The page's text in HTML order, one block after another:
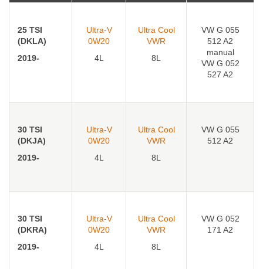
25 TSI
(DKLA)
2019-
Ultra-V
0W20
4L
Ultra Cool
VWR
8L
VW G 055
512 A2
manual
VW G 052
527 A2
30 TSI
(DKJA)
2019-
Ultra-V
0W20
4L
Ultra Cool
VWR
8L
VW G 055
512 A2
30 TSI
(DKRA)
2019-
Ultra-V
0W20
4L
Ultra Cool
VWR
8L
VW G 052
171 A2